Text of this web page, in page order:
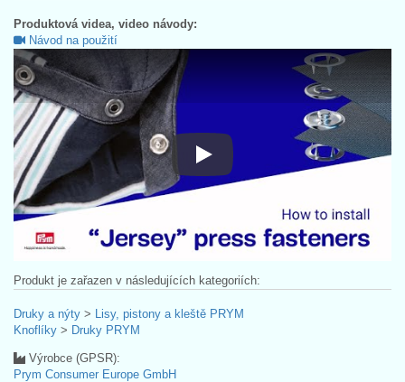
Produktová videa, video návody:
Návod na použití
Návod na použití
Produkt je zařazen v následujících kategoriích:
Druky a nýty > Lisy, pistony a kleště PRYM
Knoflíky > Druky PRYM
Výrobce (GPSR):
Prym Consumer Europe GmbH